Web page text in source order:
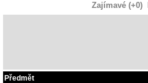
Zajímavé (+0)
Předmět